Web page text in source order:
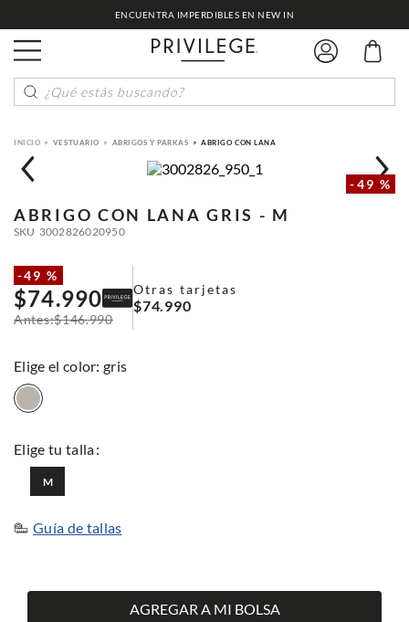
ENCUENTRA IMPERDIBLES EN NEW IN
¿Qué estás buscando?
VESTUARIO ABRIGOS Y PARKAS ABRIGO CON LANA
-49 %
ABRIGO CON LANA GRIS - M
SKU 3002826020950
-49 %
$74.990
$146.990
Otras tarjetas
$74.990
: gris
M
Guía de tallas
AGREGAR A MI BOLSA